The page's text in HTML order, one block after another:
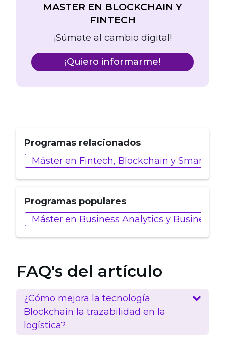
MASTER EN BLOCKCHAIN Y
FINTECH
¡Súmate al cambio digital!
¡Quiero informarme!
Programas relacionados
Máster en Fintech, Blockchain y Smart
Programas populares
Máster en Business Analytics y Business
FAQ's del artículo
¿Cómo mejora la tecnología
Blockchain la trazabilidad en la
logística?